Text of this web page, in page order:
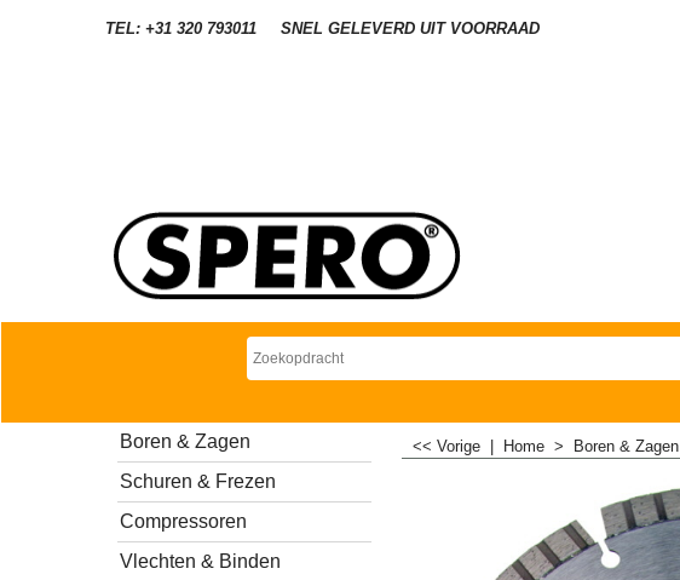
TEL: +31 320 793011 SNEL GELEVERD UIT VOORRAAD
Boren & Zagen
Schuren & Frezen
Compressoren
Vlechten & Binden
<< Vorige Home > Boren & Zagen